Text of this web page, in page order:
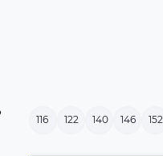
116 122 140 146 152